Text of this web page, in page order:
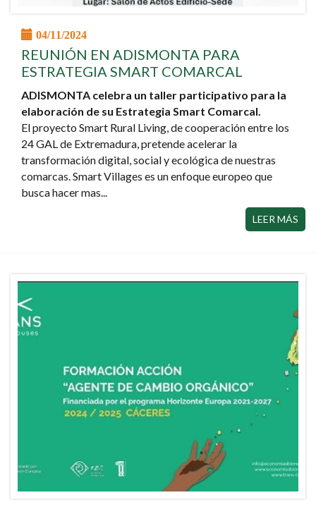
04/11/2024
REUNIÓN EN ADISMONTA PARA
ESTRATEGIA SMART COMARCAL
ADISMONTA celebra un taller participativo para la
elaboración de su Estrategia Smart Comarcal.
El proyecto Smart Rural Living, de cooperación entre los
24 GAL de Extremadura, pretende acelerar la
transformación digital, social y ecológica de nuestras
comarcas. Smart Villages es un enfoque europeo que
busca hacer mas...
LEER MÁS